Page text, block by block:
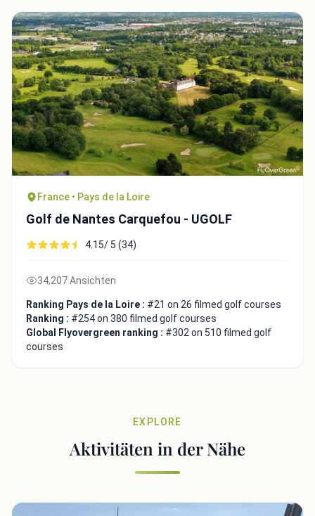
France • Pays de la Loire
Golf de Nantes Carquefou - UGOLF
4.15/ 5 (34)
34,207 Ansichten
Ranking Pays de la Loire : #21 on 26 filmed golf courses
Ranking : #254 on 380 filmed golf courses
Global Flyovergreen ranking : #302 on 510 filmed golf
courses
EXPLORE
Aktivitäten in der Nähe